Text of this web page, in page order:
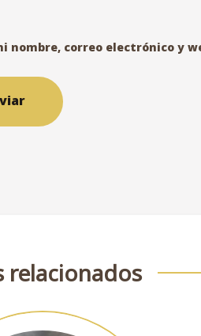
nombre, correo electrónico y
relacionados